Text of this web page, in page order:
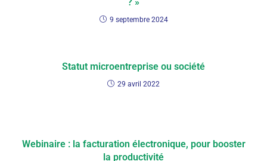
9 septembre 2024
Statut microentreprise ou société
29 avril 2022
Webinaire : la facturation électronique, pour booster
la productivité